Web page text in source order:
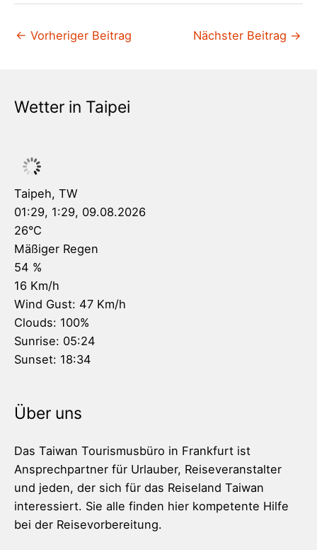
← Vorheriger Beitrag Nächster Beitrag →
Wetter in Taipei
Taipeh, TW
01:29, 1:29, 09.08.2026
26°C
Mäßiger Regen
54 %
16 Km/h
Wind Gust: 47 Km/h
Clouds: 100%
Sunrise: 05:24
Sunset: 18:34
Über uns
Das Taiwan Tourismusbüro in Frankfurt ist
Ansprechpartner für Urlauber, Reiseveranstalter
und jeden, der sich für das Reiseland Taiwan
interessiert. Sie alle finden hier kompetente Hilfe
bei der Reisevorbereitung.